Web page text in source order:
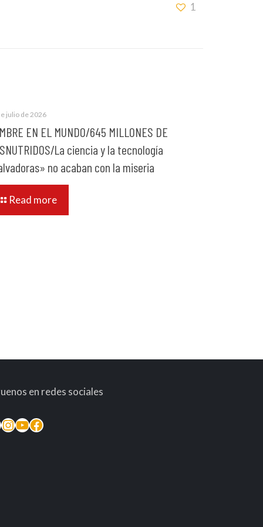
1
julio de 2026
EN EL MUNDO/645 MILLONES DE
La ciencia y la tecnología
no acaban con la miseria
Read more
en redes sociales
Instagram
YouTube
Facebook